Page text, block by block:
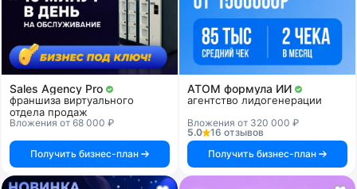
Sales Agency Pro
франшиза виртуального
отдела продаж
Вложения от 68 000 ₽
Получить бизнес-план
АТОМ формула ИИ
агентство лидогенерации
Вложения от 320 000 ₽
5.0
16 отзывов
Получить бизнес-план